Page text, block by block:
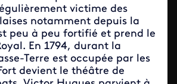
victime des
notamment depuis la
peu à peu fortifié et prend le
En 1794, durant la
Terre est occupée par les
devient le théâtre de